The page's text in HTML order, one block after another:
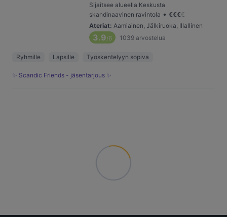
Sijaitsee alueella Keskusta
skandinaavinen ravintola • €€€€
Ateriat: Aamiainen, Jälkiruoka, Illallinen
3.9/6 1039 arvostelua
Ryhmille Lapsille Työskentelyyn sopiva
✨ Scandic Friends - jäsentarjous ✨